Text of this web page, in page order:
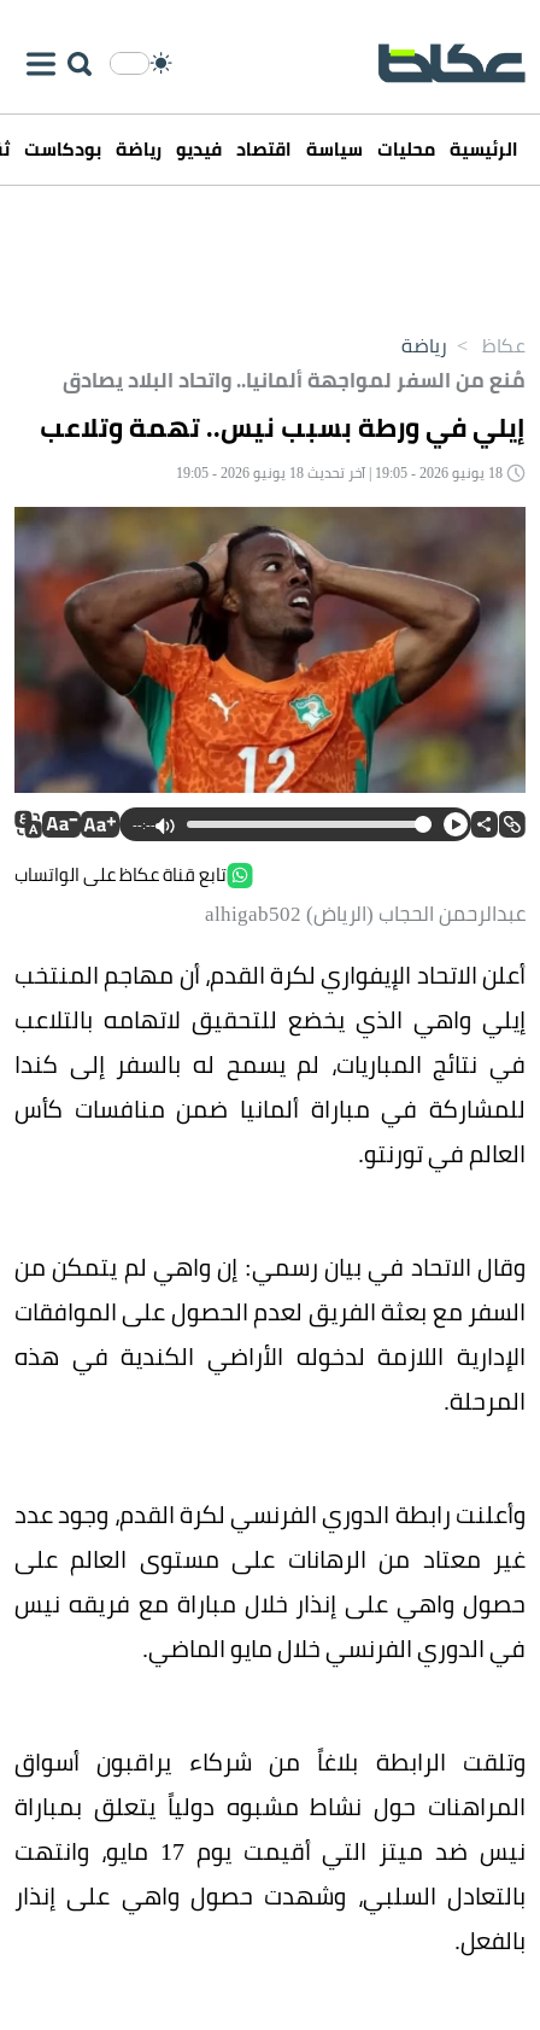
الرئيسية محليات سياسة اقتصاد فيديو رياضة بودكاست
عكاظ > رياضة
مُنع من السفر لمواجهة ألمانيا.. واتحاد البلاد يصادق
إيلي في ورطة بسبب نيس.. تهمة وتلاعب
--:--
تابع قناة عكاظ على الواتساب
عبدالرحمن الحجاب (الرياض) alhigab502
أعلن الاتحاد الإيفواري لكرة القدم، أن مهاجم المنتخب
إيلي واهي الذي يخضع للتحقيق لاتهامه بالتلاعب
في نتائج المباريات، لم يسمح له بالسفر إلى كندا
للمشاركة في مباراة ألمانيا ضمن منافسات كأس
العالم في تورنتو.
وقال الاتحاد في بيان رسمي: إن واهي لم يتمكن من
السفر مع بعثة الفريق لعدم الحصول على الموافقات
الإدارية اللازمة لدخوله الأراضي الكندية في هذه
المرحلة.
وأعلنت رابطة الدوري الفرنسي لكرة القدم، وجود عدد
غير معتاد من الرهانات على مستوى العالم على
حصول واهي على إنذار خلال مباراة مع فريقه نيس
في الدوري الفرنسي خلال مايو الماضي.
وتلقت الرابطة بلاغاً من شركاء يراقبون أسواق
المراهنات حول نشاط مشبوه دولياً يتعلق بمباراة
نيس ضد ميتز التي أقيمت يوم 17 مايو، وانتهت
بالتعادل السلبي، وشهدت حصول واهي على إنذار
بالفعل.